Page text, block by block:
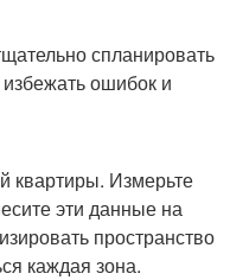
спланировать
ошибок и
квартиры. Измерьте
эти данные на
пространство
каждая зона.